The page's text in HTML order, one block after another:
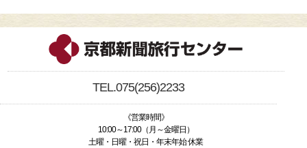
TEL.075(256)2233
《営業時間》
10:00～17:00（月～金曜日）
土曜・日曜・祝日・年末年始 休業